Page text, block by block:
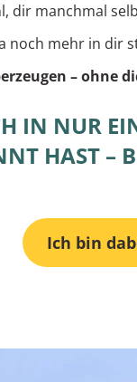
dir manchmal
noch mehr in dir
– ohne
IN NUR
HAST –
Ich bin